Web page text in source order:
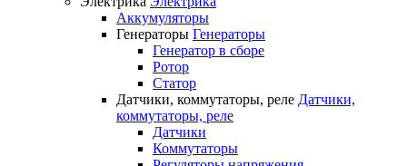
Аккумуляторы
Генераторы Генераторы
Генератор в сборе
Ротор
Статор
Датчики, коммутаторы, реле Датчики,
коммутаторы, реле
Датчики
Коммутаторы